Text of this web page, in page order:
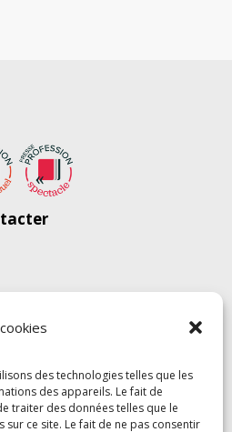
des technologies telles que les
des appareils. Le fait de
traiter des données telles que le
ce site. Le fait de ne pas consentir